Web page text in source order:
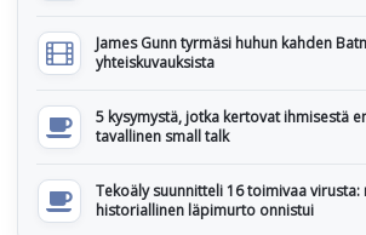
James Gunn tyrmäsi huhun kahden
yhteiskuvauksista
5 kysymystä, jotka kertovat ihmisestä
tavallinen small talk
Tekoäly suunnitteli 16 toimivaa virusta:
historiallinen läpimurto onnistui